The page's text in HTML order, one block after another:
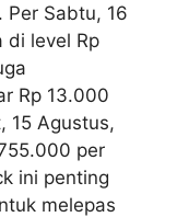
Per Sabtu, 16
di level Rp
Rp 13.000
15 Agustus,
per
ini penting
melepas